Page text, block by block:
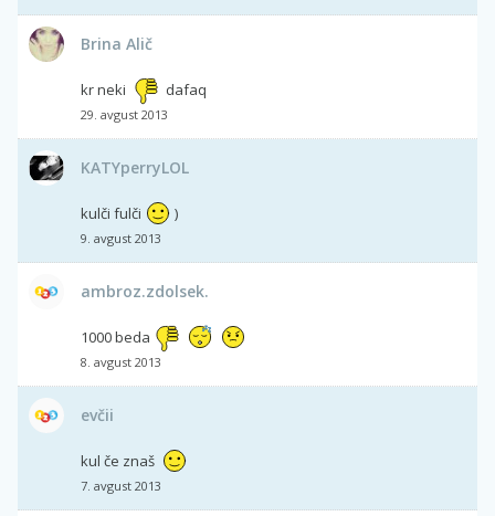
Brina Alič
kr neki dafaq
29. avgust 2013
KATYperryLOL
kulči fulči )
9. avgust 2013
ambroz.zdolsek.
1000 beda
8. avgust 2013
evčii
kul če znaš
7. avgust 2013